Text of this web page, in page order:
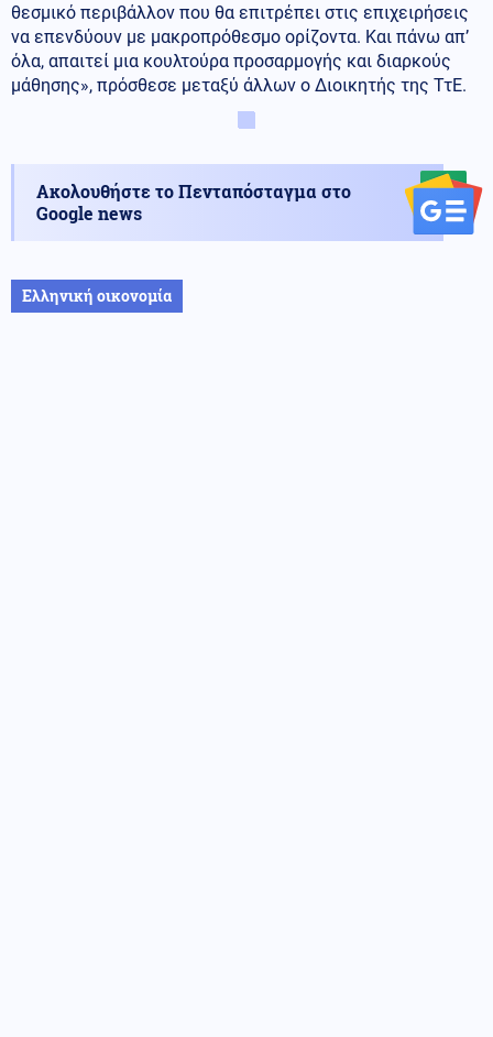
θεσμικό περιβάλλον που θα επιτρέπει στις επιχειρήσεις
να επενδύουν με μακροπρόθεσμο ορίζοντα. Και πάνω απ’
όλα, απαιτεί μια κουλτούρα προσαρμογής και διαρκούς
μάθησης», πρόσθεσε μεταξύ άλλων ο Διοικητής της ΤτΕ.
Ακολουθήστε το Πενταπόσταγμα στο
Google news
Ελληνική οικονομία